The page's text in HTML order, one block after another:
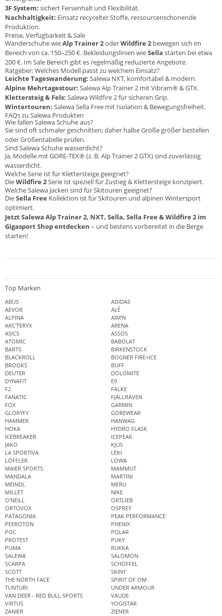
3F System: sichert Fersenhalt und Flexibilität.
Nachhaltigkeit: Einsatz recycelter Stoffe, ressourcenschonende
Produktion.
Preise, Verfügbarkeit & Sale
Wanderschuhe wieAlp Trainer 2oderWildfire 2 bewegen sich im
Bereich von ca. 150–250 €. Bekleidungslinien wieSella starten bei etwa
200 €. Im Sale Bereich gibt es regelmäßig reduzierte Angebote.
Ratgeber: Welches Modell passt zu welchem Einsatz?
Leichte Tageswanderung: Salewa NXT, komfortabel & modern.
Alpine Mehrtagestour: Salewa Alp Trainer 2 mit Vibram® & GTX.
Klettersteig & Fels: Salewa Wildfire 2 für sicheren Grip.
Wintertouren: Salewa Sella Free mit Isolation & Bewegungsfreiheit.
FAQs zu Salewa Produkten
Wie fallen Salewa Schuhe aus?
Sie sind oft schmaler geschnitten; daher halbe Größe größer bestellen
oder Größentabelle prüfen.
Sind Salewa Schuhe wasserdicht?
Ja, Modelle mit GORE-TEX® (z. B. Alp Trainer 2 GTX) sind zuverlässig
wasserdicht.
Welche Serie ist für Klettersteige geeignet?
DieWildfire 2Serie ist speziell für Zustieg & Klettersteige konzipiert.
Welche Salewa Jacken sind für Skitouren geeignet?
DieSella Free Kollektion ist für Skitouren und alpinen Wintersport
optimiert.
Jetzt Salewa Alp Trainer 2, NXT, Sella, Sella Free & Wildfire 2 im
Gigasport Shop entdecken – und bestens vorbereitet in die Berge
starten!
Top Marken
ABUS
ADIDAS
AEVOR
ALÉ
ALPINA
AIM'N
ARC'TERYX
ARENA
ASICS
ASSOS
ATOMIC
BABOLAT
BARTS
BIRKENSTOCK
BLACKROLL
BOGNER FIRE+ICE
BROOKS
BUFF
DEUTER
DOLOMITE
DYNAFIT
E9
F2
FALKE
FANATIC
FJÄLLRÄVEN
FOX
GARMIN
GLORYFY
GOREWEAR
HAMMER
HANWAG
HOKA
HYDRO FLASK
ICEBREAKER
ICEPEAK
JAKO
KJUS
LA SPORTIVA
LEKI
LÖFFLER
LOWA
MAIER SPORTS
MAMMUT
MANDALA
MARTINI
MEINDL
MERU
MILLET
NIKE
O'NEILL
ORTLIEB
ORTOVOX
OSPREY
PATAGONIA
PEAK PERFORMANCE
PEEROTON
PHENIX
POC
POLAR
PROTEST
PUKY
PUMA
RUKKA
SALEWA
SALOMON
SCARPA
SCHÖFFEL
SCOTT
SKINY
THE NORTH FACE
SPIRIT OF OM
TUNTURI
UNDER ARMOUR
VAN DEER - RED BULL SPORTS
VAUDE
VIRTUS
YOGISTAR
ZANIER
ZIENER